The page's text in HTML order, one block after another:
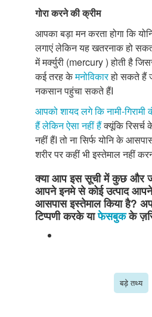
गोरा करने की क्रीम
आपका बड़ा मन करता होगा कि
लगाएं लेकिन यह खतरनाक हो
में मर्क्युरी (mercury ) होती है
कई तरह केमनोविकारहो सकते हैं
नकसान पहुंचा सकते हैंI
आपको शायद लगे कि नामी-गिरामी
हैं लेकिन ऐसा नहीं हैंक्यूंकि रिसर्च
नहीं हैंI तो ना सिर्फ योनि के
शरीर पर कहीं भी इस्तेमाल नहीं
क्या आप इस सूची में कुछ और
आपने इनमे से कोई उत्पाद
आसपास इस्तेमाल किया है?
टिप्पणी करके याफेसबुकके
बड़े तथ्य